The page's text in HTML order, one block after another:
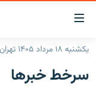
لینک‌های
قابلیت
دسترسی
بازگشت
ایران
یکشنبه ۱۸ مرداد ۱۴۰۵ تهران ۰۱:۰۳
سرخط‌ خبرها